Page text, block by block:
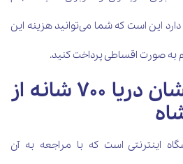
این است که شما می‌توانید هزینه این
صورت اقساطی پرداخت کنید.
خرید فرش افشان دریا 700 شانه از
اینترنتی است که با مراجعه به آن